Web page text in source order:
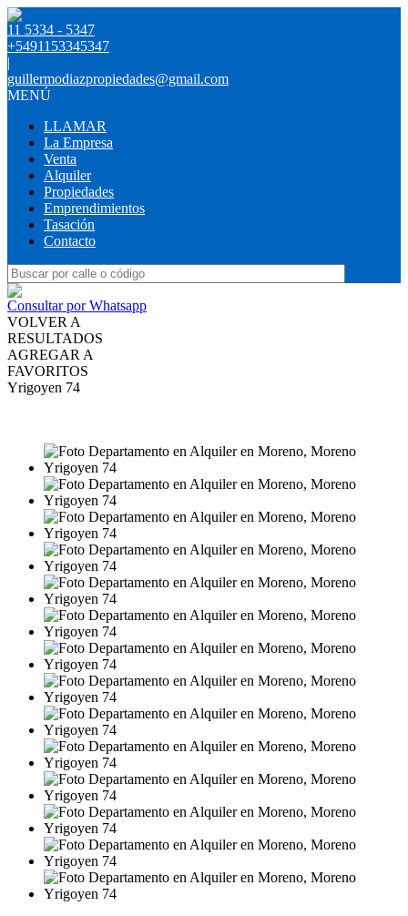
11 5334 - 5347
+5491153345347
|
guillermodiazpropiedades@gmail.com
MENÚ
LLAMAR
La Empresa
Venta
Alquiler
Propiedades
Emprendimientos
Tasación
Contacto
Consultar por Whatsapp
VOLVER A
RESULTADOS
AGREGAR A
FAVORITOS
Yrigoyen 74